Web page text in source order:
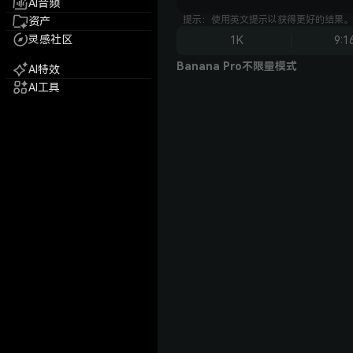
AI音频
资产
灵感社区
AI特效
AI工具
提示：使用英文提示以获得更好的结果。
1K
Banana Pro不限量模式